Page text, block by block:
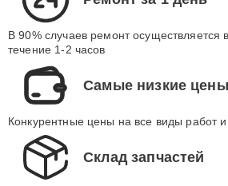
В 90% случаев ремонт осуществляется
течение 1-2 часов
Самые низкие цены
Конкурентные цены на все виды работ
Склад запчастей